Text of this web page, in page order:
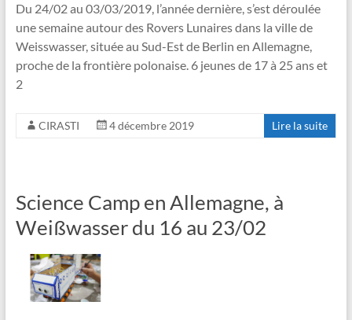
Du 24/02 au 03/03/2019, l’année dernière, s’est déroulée
une semaine autour des Rovers Lunaires dans la ville de
Weisswasser, située au Sud-Est de Berlin en Allemagne,
proche de la frontière polonaise. 6 jeunes de 17 à 25 ans et
2
CIRASTI 4 décembre 2019 Lire la suite
Science Camp en Allemagne, à
Weißwasser du 16 au 23/02